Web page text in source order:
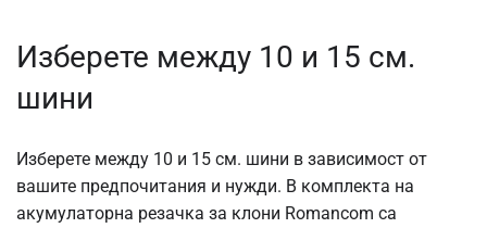
Изберете между 10 и 15 см.
шини
Изберете между 10 и 15 см. шини в зависимост от
вашите предпочитания и нужди. В комплекта на
акумулаторна резачка за клони Romancom са